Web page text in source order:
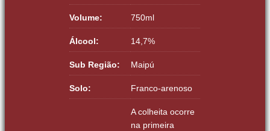
Volume: 750ml
Álcool: 14,7%
Sub Região: Maipú
Solo: Franco-arenoso
A colheita ocorre
na primeira